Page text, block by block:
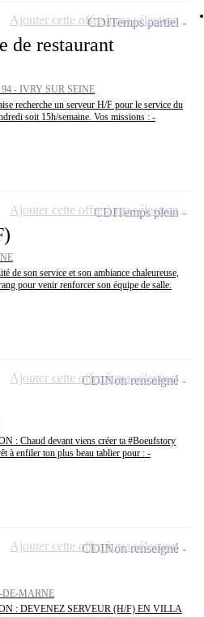
de restaurant
94 - IVRY SUR SEINE
recherche un serveur H/F pour le service du
soit 15h/semaine. Vos missions : -
CDITemps partiel
Ajouter cette offre à ma sélection
de son service et son ambiance chaleureuse,
pour venir renforcer son équipe de salle.
CDITemps plein
Ajouter cette offre à ma sélection
: Chaud devant viens créer ta #Boeufstory
à enfiler ton plus beau tablier pour : -
CDINon renseigné
Ajouter cette offre à ma sélection
DE-MARNE
: DEVENEZ SERVEUR (H/F) EN VILLA
CDINon renseigné
Ajouter cette offre à ma sélection